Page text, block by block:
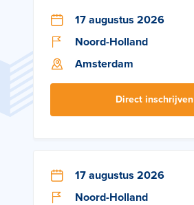
17 augustus 2026
Noord-Holland
Amsterdam
Direct inschrijven
17 augustus 2026
Noord-Holland